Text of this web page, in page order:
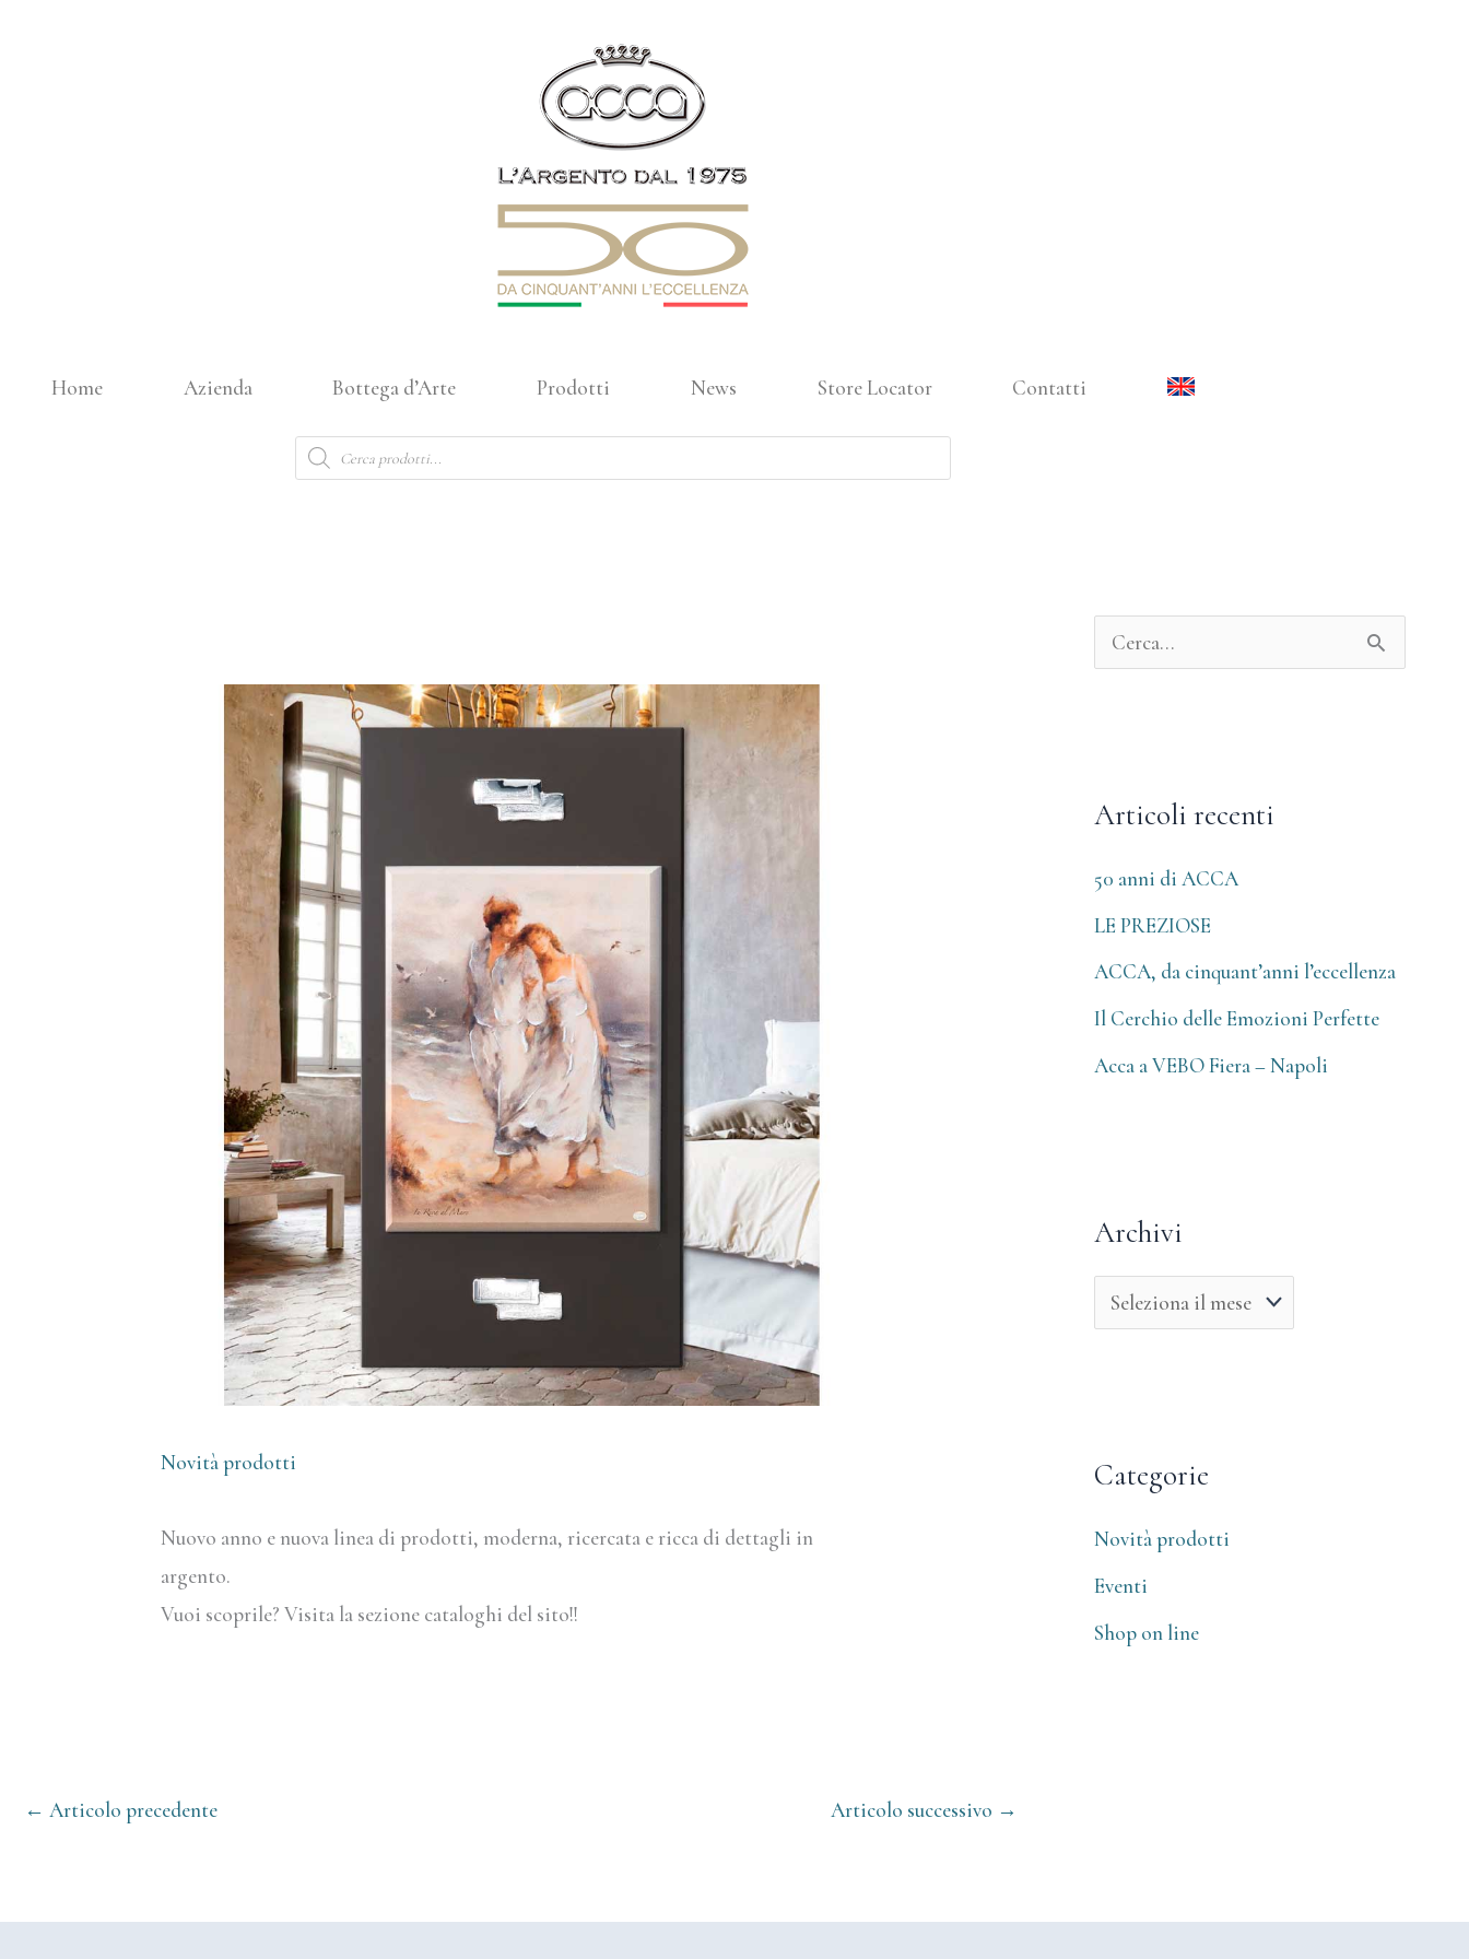
Home Azienda Bottega d’Arte Prodotti News Store Locator Contatti
Products
search
Novità prodotti
Nuovo anno e nuova linea di prodotti, moderna, ricercata e ricca di dettagli in
argento.
Vuoi scoprile? Visita la sezione cataloghi del sito!!
← Articolo precedente Articolo successivo →
a
Articoli recenti
50 anni di ACCA
LE PREZIOSE
ACCA, da cinquant’anni l’eccellenza
Il Cerchio delle Emozioni Perfette
Acca a VEBO Fiera – Napoli
Archivi
c
Categorie
Novità prodotti
Eventi
Shop on line